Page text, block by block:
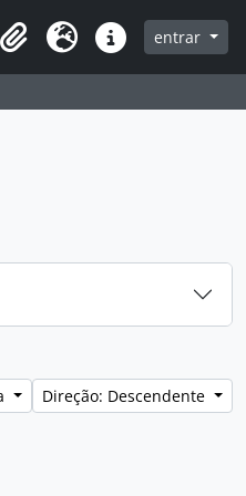
Clipboard
Idioma Ligações rápidas
entrar
Direção: Descendente